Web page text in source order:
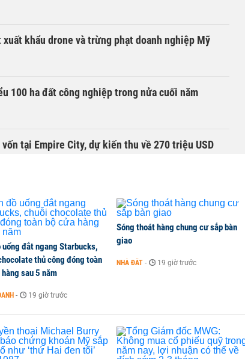
khẩu drone và trừng phạt doanh nghiệp Mỹ
100 ha đất công nghiệp trong nửa cuối năm
tại Empire City, dự kiến thu về 270 triệu USD
lực mới, góp phần kéo giảm giá nhà
tăng mạnh trong mùa World Cup, kỳ vọng hạ nhiệt
chết gần sân bay Cà Mau
uống đắt ngang Starbucks,
thủ công đóng toàn
sau 5 năm
- 19 giờ trước
Sóng thoát hàng chung cư sắp bàn
giao
NHÀ ĐẤT - 19 giờ trước